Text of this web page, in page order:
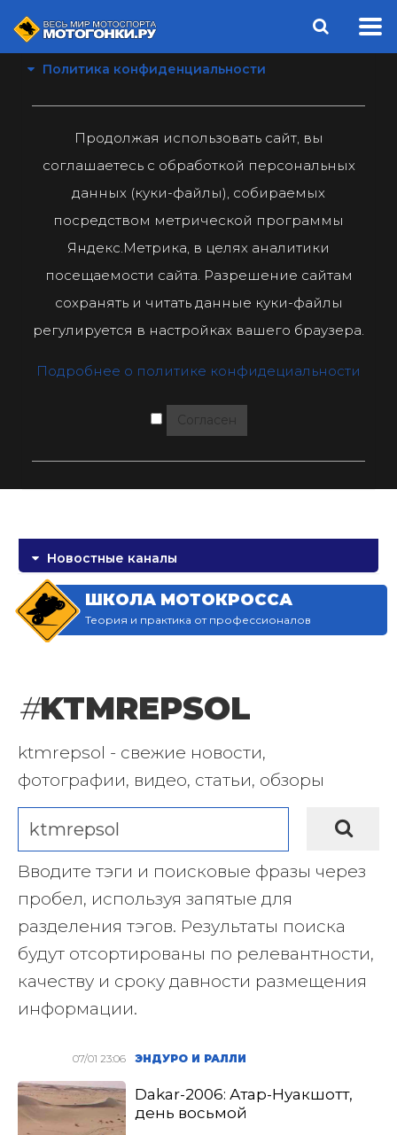
Политика конфиденциальности
Продолжая использовать сайт, вы
соглашаетесь с обработкой персональных
данных (куки-файлы), собираемых
посредством метрической программы
Яндекс.Метрика, в целях аналитики
посещаемости сайта. Разрешение сайтам
сохранять и читать данные куки-файлы
регулируется в настройках вашего браузера.
Подробнее о политике конфидециальности
Согласен
Новостные каналы
ШКОЛА МОТОКРОССА
Теория и практика от профессионалов
#KTMREPSOL
ktmrepsol - свежие новости,
фотографии, видео, статьи, обзоры
Вводите тэги и поисковые фразы через
пробел, используя запятые для
разделения тэгов. Результаты поиска
будут отсортированы по релевантности,
качеству и сроку давности размещения
информации.
07/01 23:06 ЭНДУРО И РАЛЛИ
Dakar-2006: Атар-Нуакшотт,
день восьмой